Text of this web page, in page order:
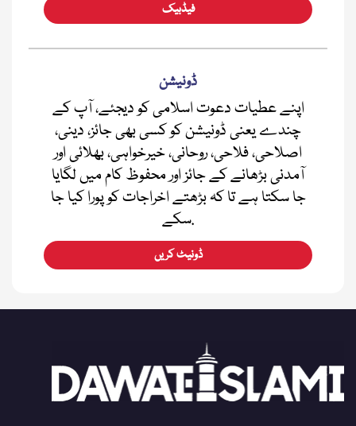
فیڈبیک
ڈونیشن
اپنے عطیات دعوت اسلامی کو دیجئے، آپ کے
چندے یعنی ڈونیشن کو کسی بھی جائز، دینی،
اصلاحی، فلاحی، روحانی، خیرخواہی، بھلائی اور
آمدنی بڑھانے کے جائز اور محفوظ کام میں لگایا
جا سکتا ہے تا کہ بڑھتے اخراجات کو پورا کیا جا
سکے.
ڈونیٹ کریں